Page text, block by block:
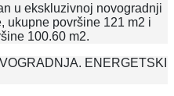
u ekskluzivnoj novogradnji
ukupne površine 121 m2 i
100.60 m2.
ENERGETSKI